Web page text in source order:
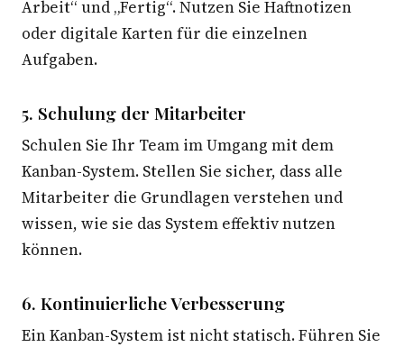
Arbeit“ und „Fertig“. Nutzen Sie Haftnotizen
oder digitale Karten für die einzelnen
Aufgaben.
5. Schulung der Mitarbeiter
Schulen Sie Ihr Team im Umgang mit dem
Kanban-System. Stellen Sie sicher, dass alle
Mitarbeiter die Grundlagen verstehen und
wissen, wie sie das System effektiv nutzen
können.
6. Kontinuierliche Verbesserung
Ein Kanban-System ist nicht statisch. Führen Sie